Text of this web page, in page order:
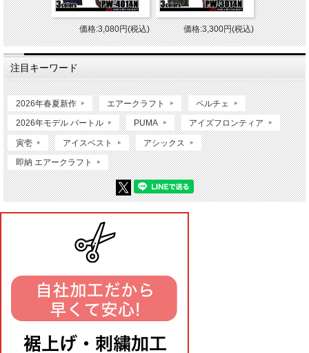
価格:3,080円(税込) 価格:3,300円(税込)
注目キーワード
2026年春夏新作 エアークラフト ペルチェ
2026年モデル バートル PUMA アイズフロンティア
寅壱 アイスベスト アシックス
即納 エアークラフト